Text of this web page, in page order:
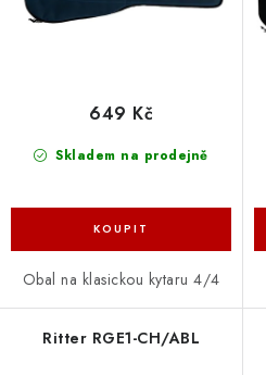
ku
Skladem na prodejně
649 Kč
Obal na klasickou kytaru 4/4
Ritter RGE1-CH/ABL